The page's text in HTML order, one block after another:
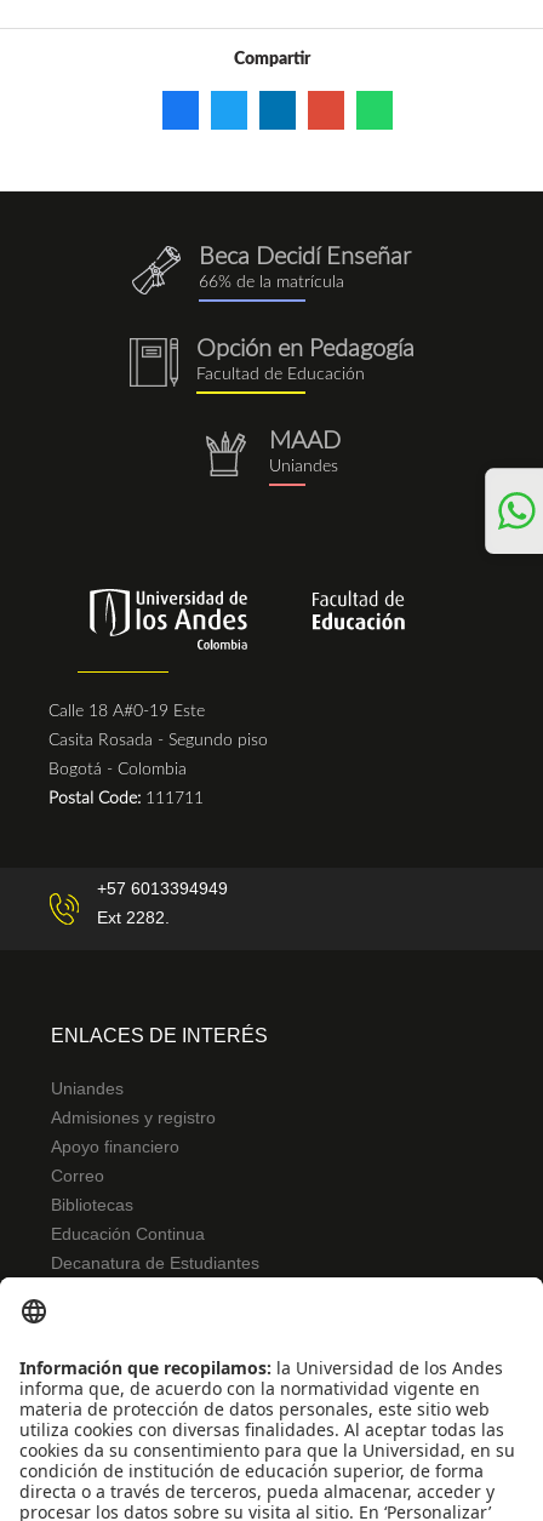
Compartir
QuieroEnseñar.png
Beca Decidí Enseñar
66% de la matrícula
notebook
(1).png
Opción en Pedagogía
Facultad de Educación
repositorio.png
MAAD
Uniandes
Calle 18 A#0-19 Este
Casita Rosada - Segundo piso
Bogotá - Colombia
Postal Code: 111711
+57 6013394949
Ext 2282.
ENLACES DE INTERÉS
Uniandes
Admisiones y registro
Apoyo financiero
Correo
Bibliotecas
Educación Continua
Decanatura de Estudiantes
NORMATIVIDAD
Reglamento de estudiantes
Bienestar
Uso de datos Personales
Convivencia y transparencia